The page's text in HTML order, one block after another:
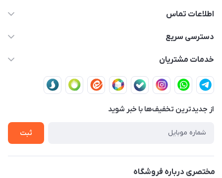
اطلاعات تماس
03591001161
دسترسی سریع
حساب کاربری
لیست محصولات
درباره ما
خدمات مشتریان
قوانین و مقررات
حریم خصوصی
راهنمای ثبت سفارش
سوالات متداول
از جدید‌ترین تخفیف‌ها با‌ خبر شوید
ثبت
مختصری درباره فروشگاه